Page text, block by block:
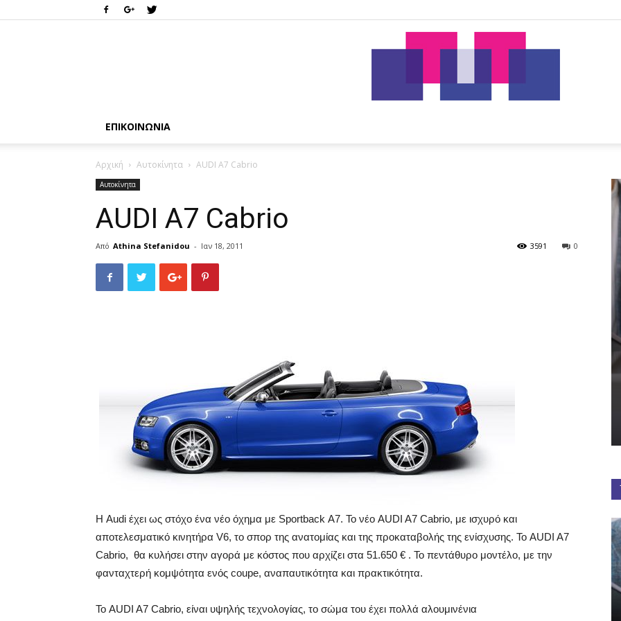
ΕΠΙΚΟΙΝΩΝΊΑ
Αρχική Αυτοκίνητα AUDI A7 Cabrio
Αυτοκίνητα
AUDI A7 Cabrio
Από Athina Stefanidou - Ιαν 18, 2011 0
3591
Η Audi έχει ως στόχο ένα νέο όχημα με Sportback Α7. Το νέο AUDI A7 Cabrio, με ισχυρό και
αποτελεσματικό κινητήρα V6, το σπορ της ανατομίας και της προκαταβολής της ενίσχυσης. Το AUDI A7
Cabrio, θα κυλήσει στην αγορά με κόστος που αρχίζει στα 51.650 € . Το πεντάθυρο μοντέλο, με την
φανταχτερή κομψότητα ενός coupe, αναπαυτικότητα και πρακτικότητα.
Το AUDI A7 Cabrio, είναι υψηλής τεχνολογίας, το σώμα του έχει πολλά αλουμινένια